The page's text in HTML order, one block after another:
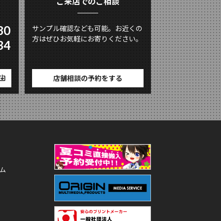
サンプル確認なども可能。お近くの
方はぜひお気軽にお寄りください。
店舗相談の予約をする